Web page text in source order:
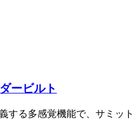
ービルト
する多感覚機能で、サミット